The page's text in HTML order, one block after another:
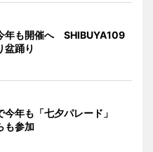
年も開催へ SHIBUYA109
盆踊り
今年も「七夕パレード」
も参加